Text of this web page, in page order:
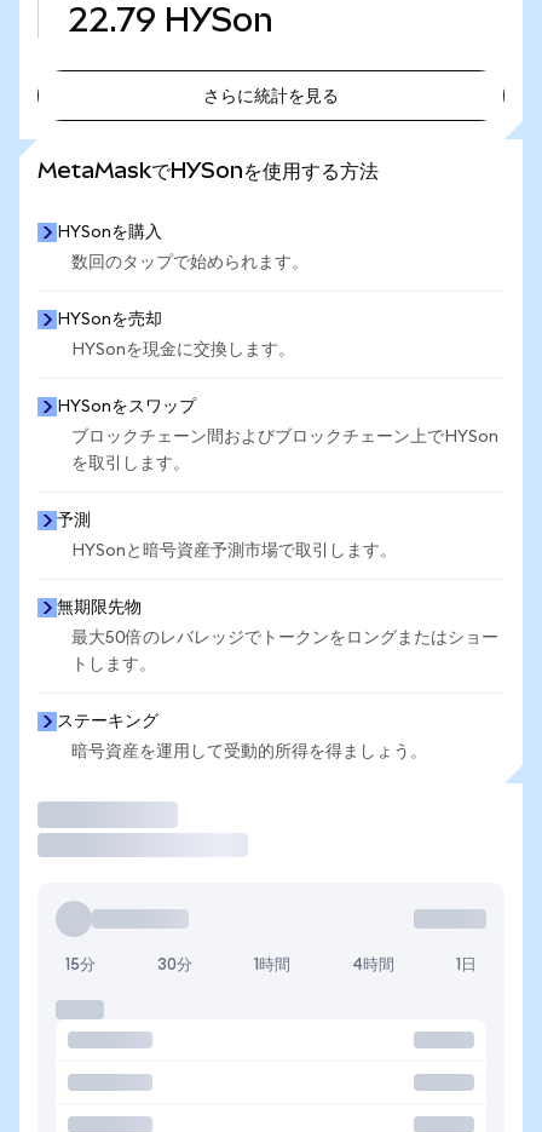
22.79 HYSon
さらに統計を見る
MetaMaskでHYSonを使用する方法
HYSonを購入
数回のタップで始められます。
HYSonを売却
HYSonを現金に交換します。
HYSonをスワップ
ブロックチェーン間およびブロックチェーン上でHYSon
を取引します。
予測
HYSonと暗号資産予測市場で取引します。
無期限先物
最大50倍のレバレッジでトークンをロングまたはショー
トします。
ステーキング
暗号資産を運用して受動的所得を得ましょう。
15分 30分 1時間 4時間 1日